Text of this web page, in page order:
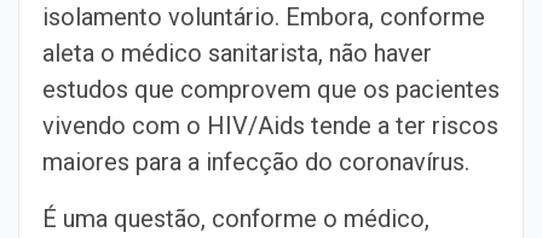
isolamento voluntário. Embora, conforme
aleta o médico sanitarista, não haver
estudos que comprovem que os pacientes
vivendo com o HIV/Aids tende a ter riscos
maiores para a infecção do coronavírus.
É uma questão, conforme o médico,